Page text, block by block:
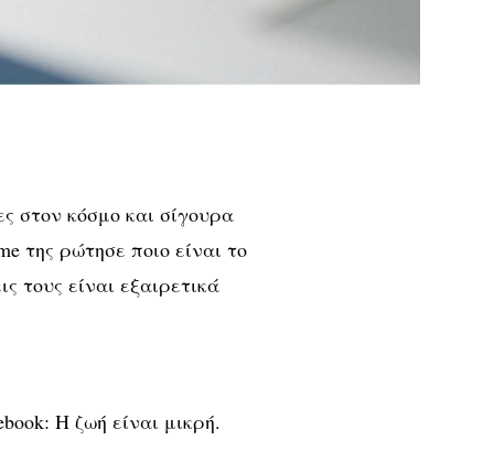
στον κόσμο και σίγουρα
της ρώτησε ποιο είναι το
τους είναι εξαιρετικά
Η ζωή είναι μικρή.